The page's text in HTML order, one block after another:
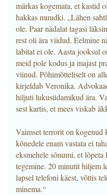
märkas kogemata, et kastid
hakkas muudki. „Lähen
ole. Paar nädalat tagasi
rest oli ära viidud. Eelmine
labitat ei ole. Aasta jooksul
meid pole kodus ja majast
viinud. Põhimõtteliselt on
kirjeldab Veronika.
hiljuti lukusüdamikud ära.
sest kartis, et mees viskab
Vaimset terrorit on kogenud
kõnedele enam vastata ei
eksmehele sõnumi, et
tegemine. 20 minutit hiljem
lapsel telefoni käest, võttis
minema.“